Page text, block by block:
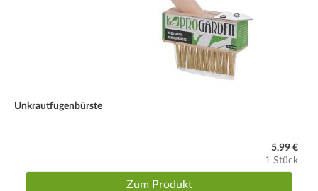
Unkrautfugenbürste
5,99 €
1 Stück
Zum Produkt